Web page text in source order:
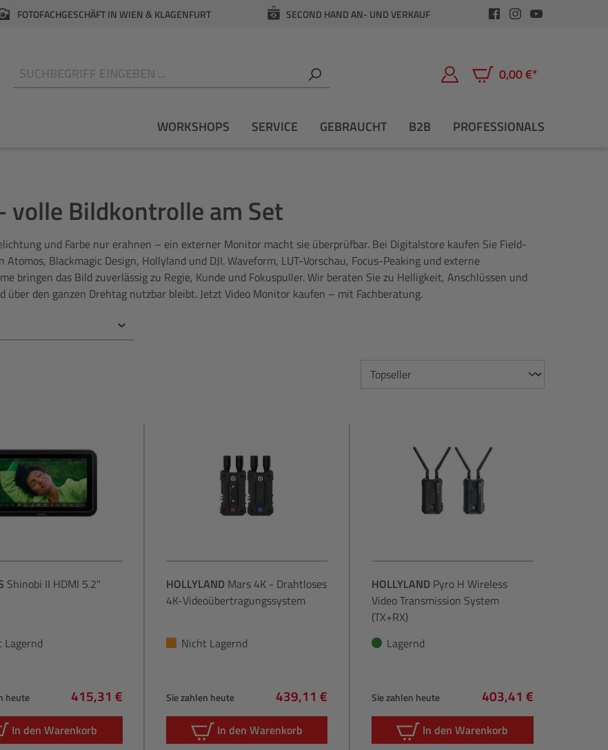
FOTOFACHGESCHÄFT IN WIEN & KLAGENFURT SECOND HAND AN- UND VERKAUF
0,00 €*
Warenkorb enthält 0
WORKSHOPS SERVICE GEBRAUCHT B2B PROFESSIONALS
Bildkontrolle am Set
und Farbe nur erahnen – ein externer Monitor macht sie überprüfbar. Bei Digitalstore kaufen Sie Field-
Blackmagic Design, Hollyland und DJI. Waveform, LUT-Vorschau, Focus-Peaking und externe
bringen das Bild zuverlässig zu Regie, Kunde und Fokuspuller. Wir beraten Sie zu Helligkeit, Anschlüssen und
den ganzen Drehtag nutzbar bleibt. Jetzt Video Monitor kaufen – mit Fachberatung.
Shinobi II HDMI 5.2"
Lagernd
heute
Regulärer Preis:
415,31 €
In den Warenkorb
HOLLYLAND Mars 4K - Drahtloses
4K-Videoübertragungssystem
Nicht Lagernd
Sie zahlen heute
Regulärer Preis:
439,11 €
In den Warenkorb
HOLLYLANDPyro H Wireless
Video Transmission System
(TX+RX)
Lagernd
Sie zahlen heute
Regulärer Preis:
403,41 €
In den Warenkorb